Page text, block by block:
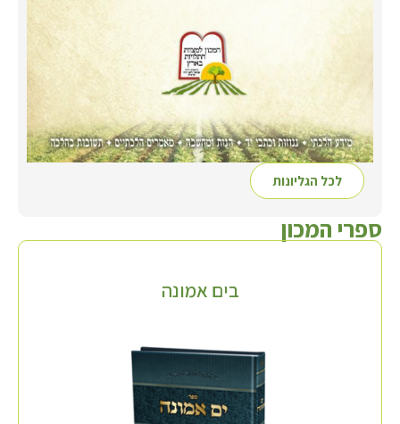
לכל הגליונות
ספרי המכון
בים אמונה